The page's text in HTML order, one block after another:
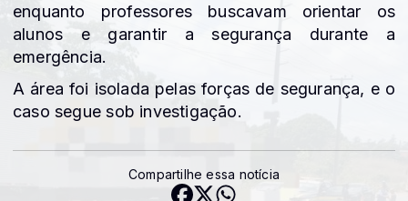
enquanto professores buscavam orientar os
alunos e garantir a segurança durante a
emergência.
A área foi isolada pelas forças de segurança, e o
caso segue sob investigação.
Compartilhe essa notícia